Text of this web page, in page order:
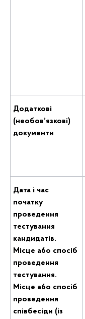
Додаткові
(необов’язкові)
документи
Дата i час
початку
проведення
тестування
кандидатів.
Місце a6o спосіб
проведення
тестування.
Місце a6o спосіб
проведення
співбесіди (із